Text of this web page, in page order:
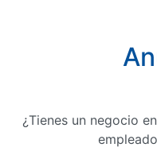
¿Tienes un negocio